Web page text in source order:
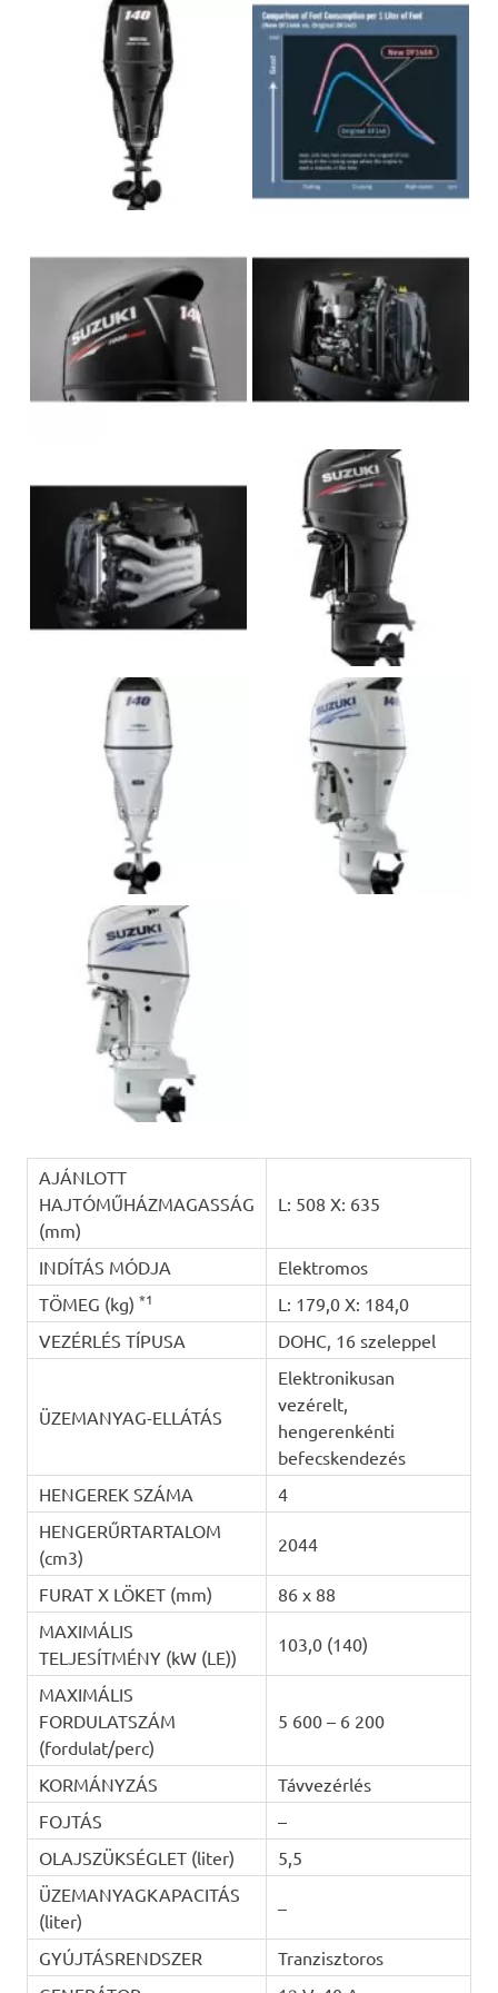
AJÁNLOTT
HAJTÓMŰHÁZMAGASSÁG
(mm)
L: 508 X: 635
INDÍTÁS MÓDJA
Elektromos
TÖMEG (kg) *1
L: 179,0 X: 184,0
VEZÉRLÉS TÍPUSA
DOHC, 16 szeleppel
ÜZEMANYAG-ELLÁTÁS
Elektronikusan
vezérelt,
hengerenkénti
befecskendezés
HENGEREK SZÁMA
4
HENGERŰRTARTALOM
(cm3)
2044
FURAT X LÖKET (mm)
86 x 88
MAXIMÁLIS
TELJESÍTMÉNY (kW (LE))
103,0 (140)
MAXIMÁLIS
FORDULATSZÁM
(fordulat/perc)
5 600 – 6 200
KORMÁNYZÁS
Távvezérlés
FOJTÁS
–
OLAJSZÜKSÉGLET (liter)
5,5
ÜZEMANYAGKAPACITÁS
(liter)
–
GYÚJTÁSRENDSZER
Tranzisztoros